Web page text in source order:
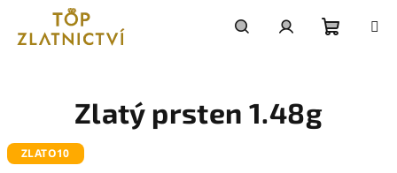
obsah
Zlatý prsten 1.48g
ZLATO10